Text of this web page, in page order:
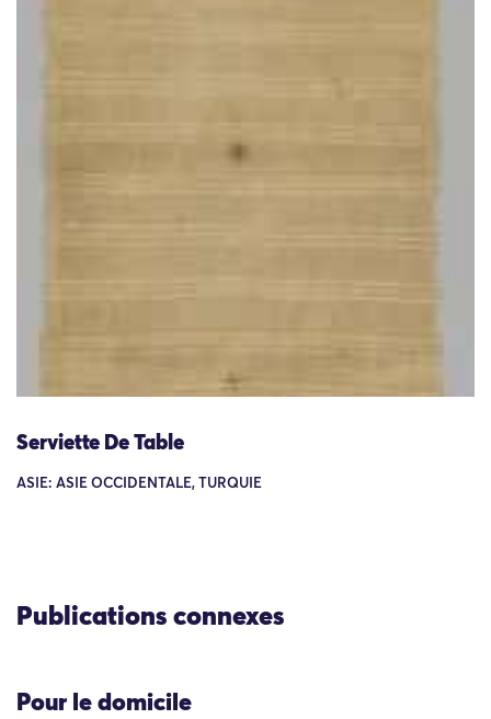
Serviette De Table
ASIE: ASIE OCCIDENTALE, TURQUIE
Publications connexes
Pour le domicile